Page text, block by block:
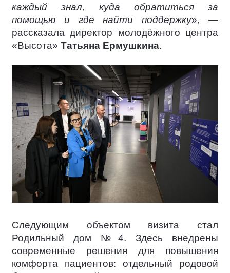
каждый знал, куда обратиться за
помощью и где найти поддержку», —
рассказала директор молодёжного центра
«Высота» Татьяна Ермушкина.
Следующим объектом визита стал
Родильный дом №4. Здесь внедрены
современные решения для повышения
комфорта пациентов: отдельный родовой